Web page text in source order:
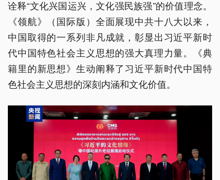
诠释“文化兴国运兴，文化强民族强”的价值理念。
《领航》（国际版）全面展现中共十八大以来，
中国取得的一系列非凡成就，彰显出习近平新时
代中国特色社会主义思想的强大真理力量。《典
籍里的新思想》生动阐释了习近平新时代中国特
色社会主义思想的深刻内涵和文化价值。